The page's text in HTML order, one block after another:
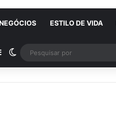
ESTILO DE VIDA
Aleatório
SidebarSwitch skin